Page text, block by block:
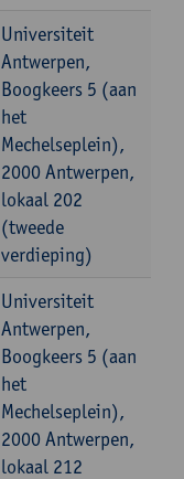
Universiteit
Antwerpen,
Boogkeers 5 (aan
het
Mechelseplein),
2000 Antwerpen,
lokaal 202
(tweede
verdieping)
Universiteit
Antwerpen,
Boogkeers 5 (aan
het
Mechelseplein),
2000 Antwerpen,
lokaal 212